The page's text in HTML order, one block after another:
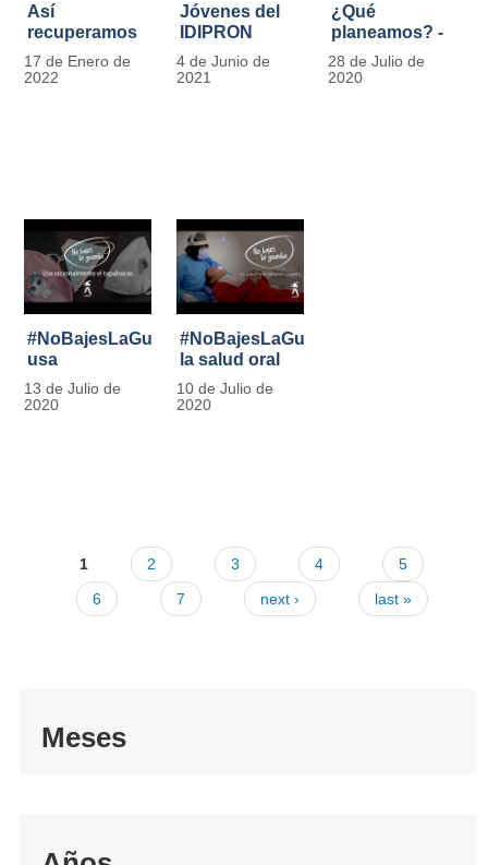
Así
recuperamos
las bancas del
Park Way
17 de Enero de
2022
Jóvenes del
IDIPRON
comprometidos
con la
4 de Junio de
2021
¿Qué
planeamos? -
Por Carlos
Marín, director
28 de Julio de
2020
#NoBajesLaGuardia:
usa
racionalmente
el tapabocas
13 de Julio de
2020
#NoBajesLaGuardia:
la salud oral
también
cuenta
10 de Julio de
2020
1 2 3 4
5
6
7 next › last »
Meses